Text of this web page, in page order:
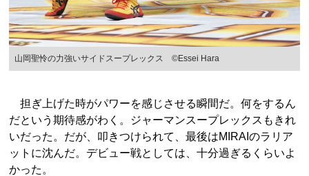
山岡聖怜の力強いサイドスープレックス ©Essei Hara
担ぎ上げた時がパワーを感じさせる瞬間だ。何をするん
だという期待感がわく。ジャーマンスープレックスもきれ
いだった。だが、叩きつけられて、最後はMIRAIのラリア
ットに沈んだ。デビュー戦としては、十分過ぎるくらいよ
かった。